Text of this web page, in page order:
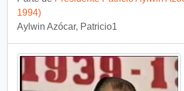
1994)
Aylwin Azócar, Patricio1